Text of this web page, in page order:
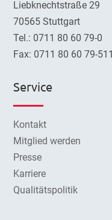
Liebknechtstraße 29
70565 Stuttgart
Tel.: 0711 80 60 79-0
Fax: 0711 80 60 79-511
Service
Kontakt
Mitglied werden
Presse
Karriere
Qualitätspolitik